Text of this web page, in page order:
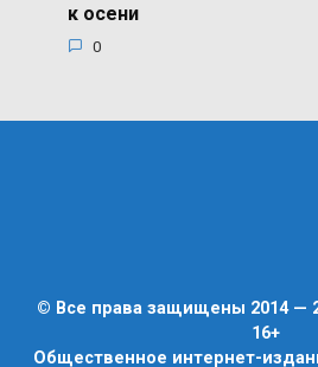
к осени
0
© Все права защищены 2014 —
16+
Общественное интернет-